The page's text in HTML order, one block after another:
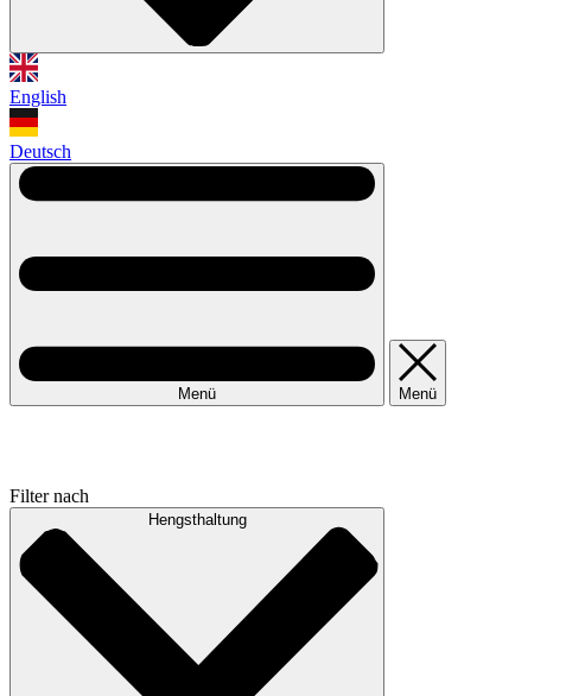
English
Deutsch
Menü Menü
Filter nach
Hengsthaltung